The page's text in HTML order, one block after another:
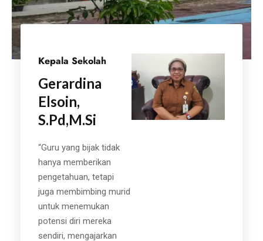
Kepala Sekolah
Gerardina
Elsoin,
S.Pd,M.Si
“Guru yang bijak tidak
hanya memberikan
pengetahuan, tetapi
juga membimbing murid
untuk menemukan
potensi diri mereka
sendiri, mengajarkan